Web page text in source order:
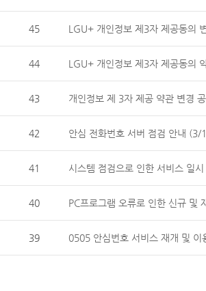
45 LGU+ 개인정보 제3자 제공동의
44 LGU+ 개인정보 제3자 제공동
43 개인정보 제 3자 제공 약관 변경 공
42 안심 전화번호 서버 점검 안내 (3/
41 시스템 점검으로 인한 서비스 일시
40 PC프로그램 오류로 인한 신규 및
39 0505 안심번호 서비스 재개 및 이